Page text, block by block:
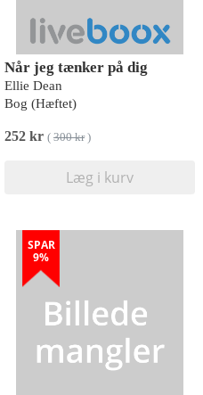
Når jeg tænker på dig
Ellie Dean
Bog (Hæftet)
252 kr ( 300 kr)
Læg i kurv
SPAR
9%